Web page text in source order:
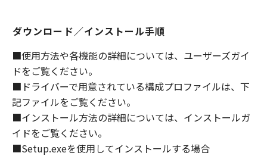
６．サポートおよびアップデート
キヤノン、キヤノンの子会社、関係会社、それ
らの販売代理店および販売店、並びにキヤノン
のライセンサーは、お客様による「本ソフトウ
ェア」の使用を支援すること、および「本ソフ
トウェア」に対してアップデート、バグの修正
あるいはサポートを行うことについて、いかな
る責任も負うものではありません。
ダウンロード／インストール手順
■使用方法や各機能の詳細については、ユーザーズガイ
ドをご覧ください。
■ドライバーで用意されている構成プロファイルは、下
記ファイルをご覧ください。
■インストール方法の詳細については、インストールガ
イドをご覧ください。
■Setup.exeを使用してインストールする場合